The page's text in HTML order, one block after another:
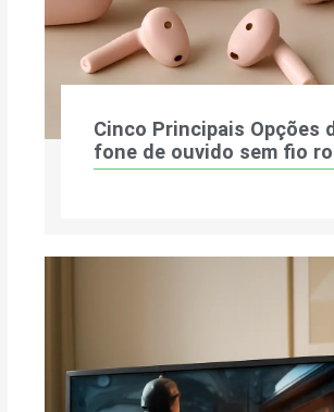
Cinco Principais Opções
fone de ouvido sem fio